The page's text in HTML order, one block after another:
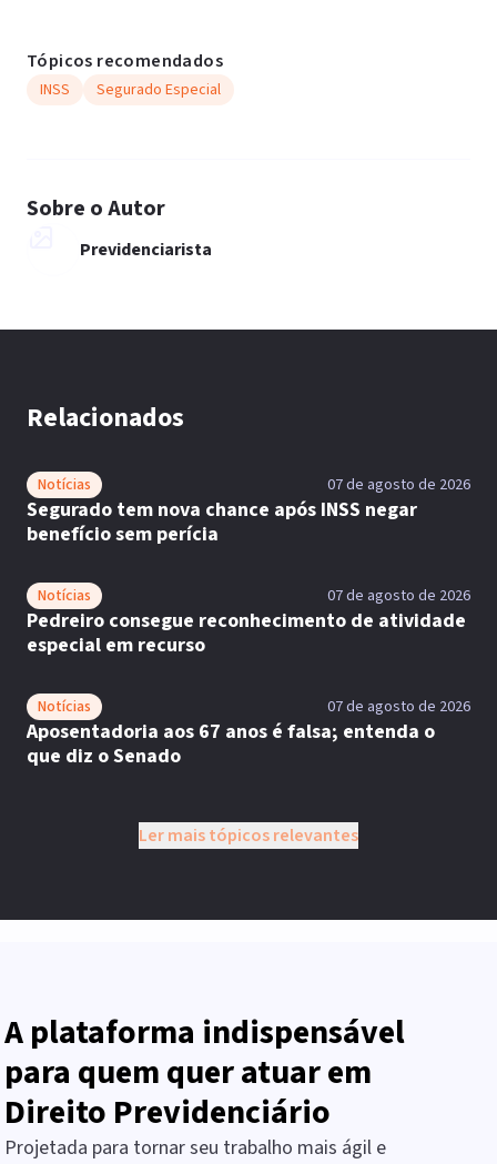
Tópicos recomendados
INSS Segurado Especial
Sobre o Autor
Previdenciarista
Relacionados
Notícias 07 de agosto de 2026
Segurado tem nova chance após INSS negar
benefício sem perícia
Notícias 07 de agosto de 2026
Pedreiro consegue reconhecimento de atividade
especial em recurso
Notícias 07 de agosto de 2026
Aposentadoria aos 67 anos é falsa; entenda o
que diz o Senado
Ler mais tópicos relevantes
A plataforma indispensável
para quem quer atuar em
Direito Previdenciário
Projetada para tornar seu trabalho mais ágil e